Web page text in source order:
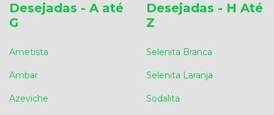
Desejadas - A até
G
Ametista
Ambar
Azeviche
Desejadas - H Até
Z
Selenita Branca
Selenita Laranja
Sodalita